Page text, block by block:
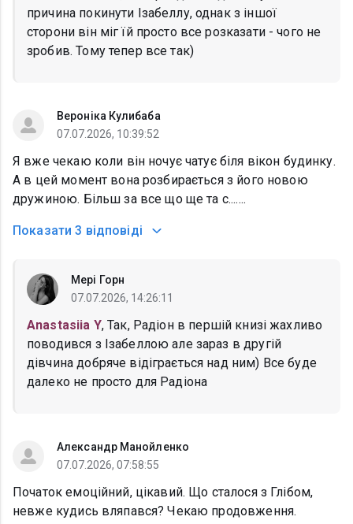
причина покинути Ізабеллу, однак з іншої
сторони він міг їй просто все розказати - чого не
зробив. Тому тепер все так)
Вероніка Кулибаба
07.07.2026, 10:39:52
Я вже чекаю коли він ночує чатує біля вікон будинку.
А в цей момент вона розбирається з його новою
дружиною. Більш за все що ще та с.......
Показати 3 відповіді
Мері Горн
07.07.2026, 14:26:11
Anastasiia Y, Так, Радіон в першій книзі жахливо
поводився з Ізабеллою але зараз в другій
дівчина добряче відіграється над ним) Все буде
далеко не просто для Радіона
Александр Манойленко
07.07.2026, 07:58:55
Початок емоційний, цікавий. Що сталося з Глібом,
невже кудись вляпався? Чекаю продовження.